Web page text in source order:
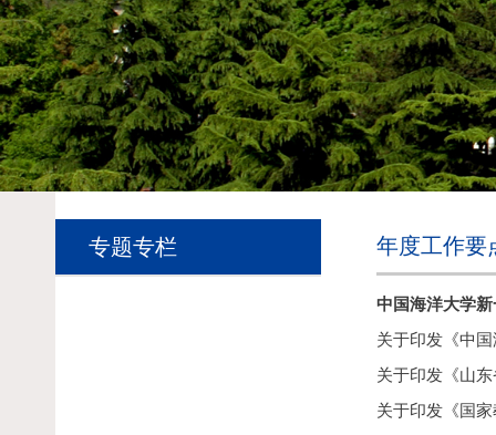
专题专栏 年度工作要
中国海洋大学
关于印发《中
关于印发《山
关于印发《国